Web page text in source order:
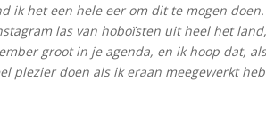
ik het een hele eer om dit te mogen
las van hoboïsten uit heel het
groot in je agenda, en ik hoop dat,
plezier doen als ik eraan meegewerkt